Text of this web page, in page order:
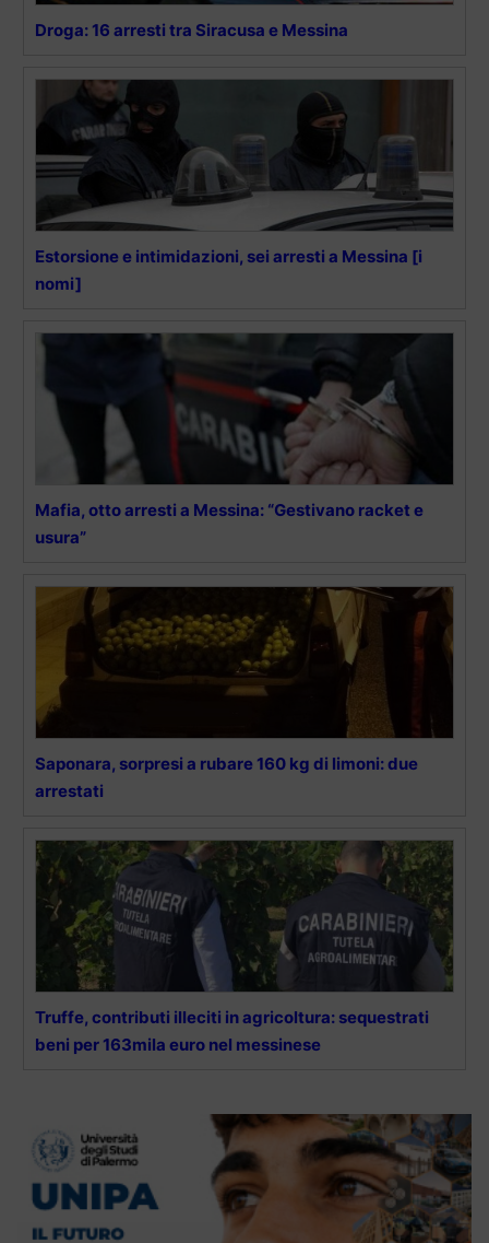
Droga: 16 arresti tra Siracusa e Messina
Estorsione e intimidazioni, sei arresti a Messina [i
nomi]
Mafia, otto arresti a Messina: “Gestivano racket e
usura”
Saponara, sorpresi a rubare 160 kg di limoni: due
arrestati
Truffe, contributi illeciti in agricoltura: sequestrati
beni per 163mila euro nel messinese